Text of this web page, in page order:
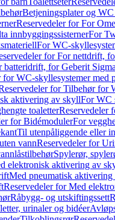
Betjeningsplater og
Reservedeler for For
innbyggingssisternerFor
For WC-
for For nettdrift,
batteridrift, for Geberit
for WC-skyllesystemer med
for Tilbehør for
aktivering av skyllFor WC
toaletterReservedeler
for BidémodulerFor
Til utenpåliggende eller
vannReservedeler for
Spylerør,
elektronisk aktivering av
Med pneumatisk
Reservedeler for Med
Råbygg- og utskiftingssett
urinaler og bidéer